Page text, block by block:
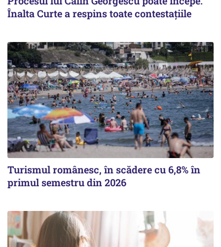
Înalta Curte a respins toate contestațiile
Turismul românesc, în scădere cu 6,8% în
primul semestru din 2026